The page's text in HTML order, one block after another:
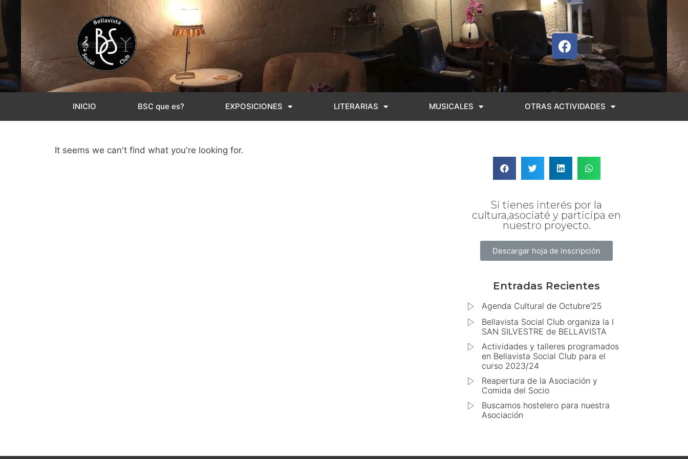
INICIO BSC que es? EXPOSICIONES LITERARIAS MUSICALES OTRAS ACTIVIDADES
It seems we can't find what you're looking for.
Si tienes interés por la
cultura,asociaté y participa en
nuestro proyecto.
Descargar hoja de inscripción
Entradas Recientes
Agenda Cultural de Octubre'25
Bellavista Social Club organiza la I
SAN SILVESTRE de BELLAVISTA
Actividades y talleres programados
en Bellavista Social Club para el
curso 2023/24
Reapertura de la Asociación y
Comida del Socio
Buscamos hostelero para nuestra
Asociación